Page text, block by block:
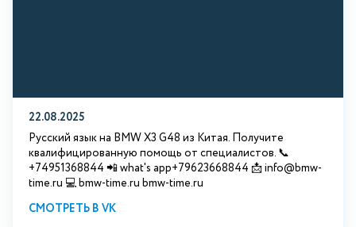
22.08.2025
Русский язык на BMW X3 G48 из Китая. Получите
квалифицированную помощь от специалистов. 📞
+74951368844 📲 what's app+79623668844 📩 info@bmw-
time.ru 💻 bmw-time.ru bmw-time.ru
СМОТРЕТЬ В VK